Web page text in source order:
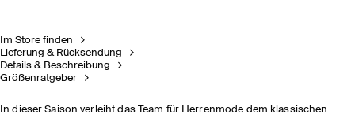
Im Store finden
Lieferung & Rücksendung
Details & Beschreibung
Größenratgeber
In dieser Saison verleiht das Team für Herrenmode dem klassischen